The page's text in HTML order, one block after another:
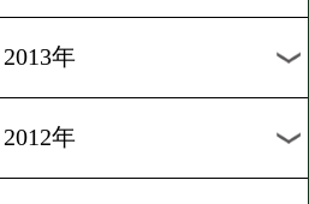
2020年